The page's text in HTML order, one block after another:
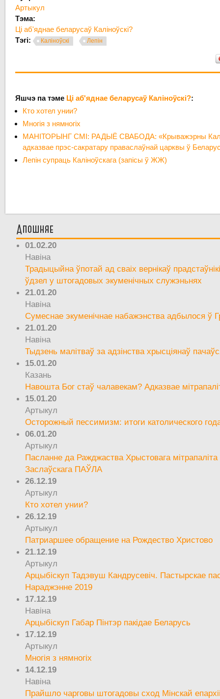
Артыкул
Тэма:
Ці аб'яднае беларусаў Каліноўскі?
Тэгі:
Каліноўскі Лепін
Яшчэ па тэме Ці аб'яднае беларусаў Каліноўскі?:
Кто хотел унии?
Многія з нямногіх
МАНІТОРЫНГ СМІ: РАДЫЁ СВАБОДА: «Крыважэрны
адказвае прэс-сакратару праваслаўнай царквы ў
Лепін супраць Каліноўскага (запісы ў ЖЖ)
Апошняе
01.02.20
Навіна
Традыцыйна ўпотай ад сваіх вернікаў
ўдзел у штогадовых экуменічных служэньнях
21.01.20
Навіна
Сумеснае экуменічнае набажэнства адбылося ў
21.01.20
Навіна
Тыдзень малітваў за адзінства хрысціянаў
15.01.20
Казань
Навошта Бог стаў чалавекам? Адказвае
15.01.20
Артыкул
Осторожный пессимизм: итоги католического
06.01.20
Артыкул
Пасланне да Ражджаства Хрыстовага мітрапаліта
Заслаўскага ПАЎЛА
26.12.19
Артыкул
Кто хотел унии?
26.12.19
Артыкул
Патриаршее обращение на Рождество Христово
21.12.19
Артыкул
Арцыбіскуп Тадэвуш Кандрусевіч. Пастырскае
Нараджэнне 2019
17.12.19
Навіна
Арцыбіскуп Габар Пінтэр пакідае Беларусь
17.12.19
Артыкул
Многія з нямногіх
14.12.19
Навіна
Прайшло чарговы штогадовы сход Мінскай